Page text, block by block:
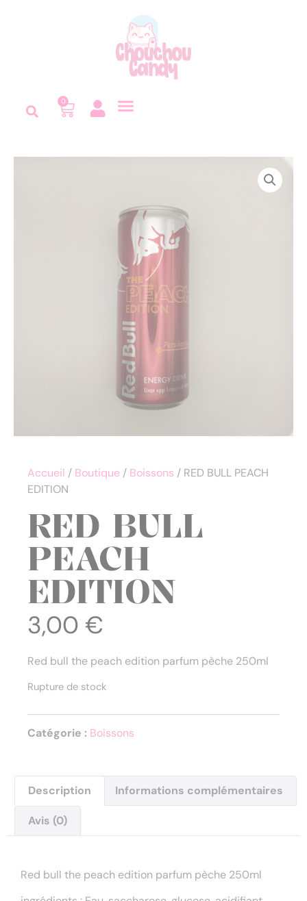
0
Accueil / Boutique / Boissons / RED BULL PEACH
EDITION
RED BULL
PEACH
EDITION
3,00 €
Red bull the peach edition parfum pèche 250ml
Rupture de stock
Catégorie : Boissons
Description Informations complémentaires
Avis (0)
Red bull the peach edition parfum pèche 250ml